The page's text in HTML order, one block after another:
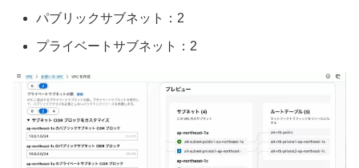
パブリックサブネット：2
プライベートサブネット：2